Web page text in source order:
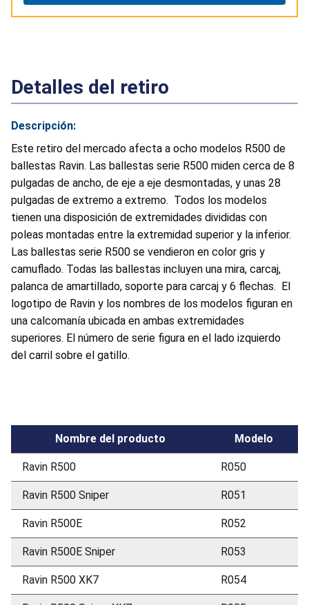
Detalles del retiro
Descripción:
Este retiro del mercado afecta a ocho modelos R500 de
ballestas Ravin. Las ballestas serie R500 miden cerca de 8
pulgadas de ancho, de eje a eje desmontadas, y unas 28
pulgadas de extremo a extremo. Todos los modelos
tienen una disposición de extremidades divididas con
poleas montadas entre la extremidad superior y la inferior.
Las ballestas serie R500 se vendieron en color gris y
camuflado. Todas las ballestas incluyen una mira, carcaj,
palanca de amartillado, soporte para carcaj y 6 flechas. El
logotipo de Ravin y los nombres de los modelos figuran en
una calcomanía ubicada en ambas extremidades
superiores. El número de serie figura en el lado izquierdo
del carril sobre el gatillo.
Nombre del producto Modelo
Ravin R500 R050
Ravin R500 Sniper R051
Ravin R500E R052
Ravin R500E Sniper R053
Ravin R500 XK7 R054